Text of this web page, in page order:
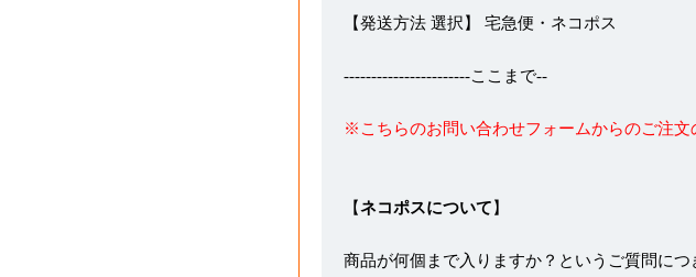
【発送方法 選択】 宅急便・ネコポス
-----------------------ここまで--
※こちらのお問い合わせフォームからのご注文
【ネコポスについて 】
商品が何個まで入りますか？というご質問に